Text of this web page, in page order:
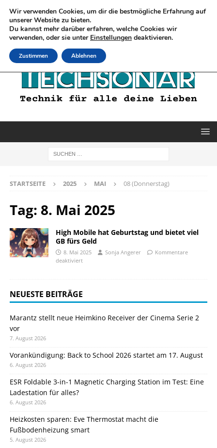
STARTSEITE 2025 MAI 08 (Donnerstag)
Tag: 8. Mai 2025
High Mobile hat Geburtstag und bietet viel
GB fürs Geld
8. Mai 2025 Sonja Angerer
Kommentare
deaktiviert
NEUESTE BEITRÄGE
Marantz stellt neue Heimkino Receiver der Cinema Serie 2
vor
7. August 2026
Vorankündigung: Back to School 2026 startet am 17. August
6. August 2026
ESR Foldable 3-in-1 Magnetic Charging Station im Test: Eine
Ladestation für alles?
6. August 2026
Heizkosten sparen: Eve Thermostat macht die
Fußbodenheizung smart
5. August 2026
Wir verwenden Cookies, um dir die bestmögliche Erfahrung auf
unserer Website zu bieten.
Du kannst mehr darüber erfahren, welche Cookies wir
verwenden, oder sie unter Einstellungen deaktivieren.
Zustimmen Ablehnen